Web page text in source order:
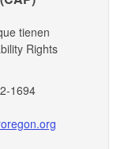
tienen
Rights
1694